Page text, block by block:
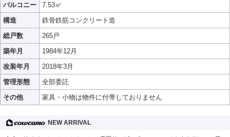
バルコニー
7.53㎡
構造
鉄骨鉄筋コンクリート造
総戸数
265戸
築年月
1984年12月
改装年月
2018年3月
管理形態
全部委託
その他
家具・小物は物件に付帯しておりません
NEW ARRIVAL